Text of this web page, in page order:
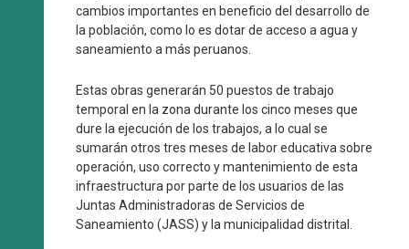
cambios importantes en beneficio del desarrollo de
la población, como lo es dotar de acceso a agua y
saneamiento a más peruanos.
Estas obras generarán 50 puestos de trabajo
temporal en la zona durante los cinco meses que
dure la ejecución de los trabajos, a lo cual se
sumarán otros tres meses de labor educativa sobre
operación, uso correcto y mantenimiento de esta
infraestructura por parte de los usuarios de las
Juntas Administradoras de Servicios de
Saneamiento (JASS) y la municipalidad distrital.